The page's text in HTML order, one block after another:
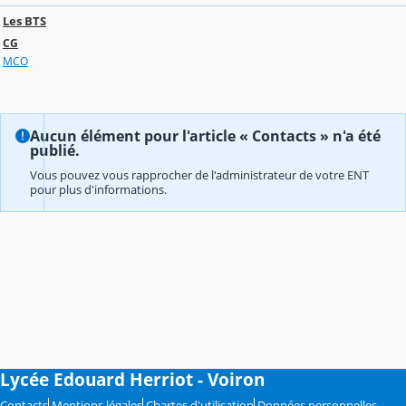
Les BTS
CG
MCO
Aucun élément pour l'article « Contacts » n'a été
publié.
Vous pouvez vous rapprocher de l'administrateur de votre ENT
pour plus d'informations.
Lycée Edouard Herriot - Voiron